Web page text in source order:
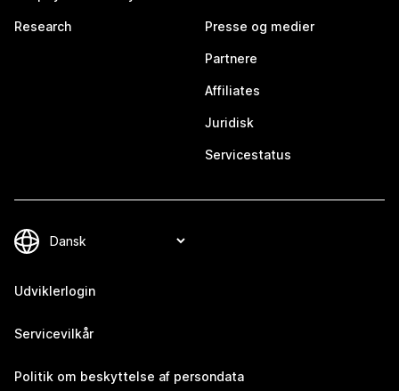
Research Presse og medier
Partnere
Affiliates
Juridisk
Servicestatus
Udviklerlogin
Servicevilkår
Politik om beskyttelse af persondata